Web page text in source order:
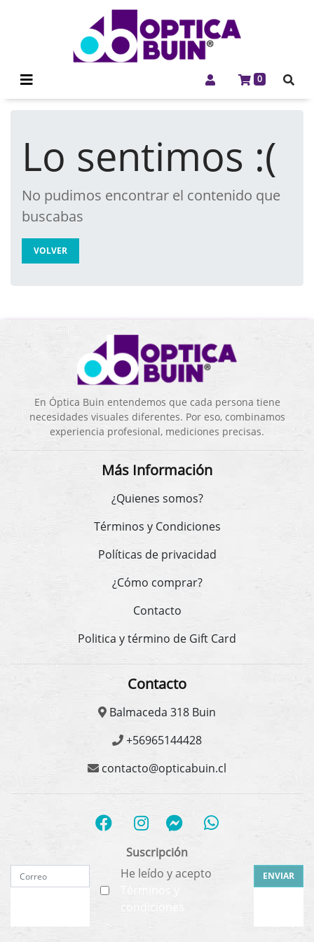
0
Lo sentimos :(
No pudimos encontrar el contenido que
buscabas
VOLVER
En Óptica Buin entendemos que cada persona tiene
necesidades visuales diferentes. Por eso, combinamos
experiencia profesional, mediciones precisas.
Más Información
¿Quienes somos?
Términos y Condiciones
Políticas de privacidad
¿Cómo comprar?
Contacto
Politica y término de Gift Card
Contacto
Balmaceda 318 Buin
+56965144428
contacto@opticabuin.cl
Suscripción
He leído y acepto
condiciones
ENVIAR